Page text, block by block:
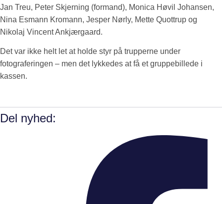
Jan Treu, Peter Skjerning (formand), Monica Høvil Johansen,
Nina Esmann Kromann, Jesper Nørly, Mette Quottrup og
Nikolaj Vincent Ankjærgaard.
Det var ikke helt let at holde styr på trupperne under
fotograferingen – men det lykkedes at få et gruppebillede i
kassen.
Del nyhed: